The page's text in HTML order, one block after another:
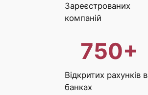
Зареєстрованих
компаній
750+
Відкритих рахунків в
банках